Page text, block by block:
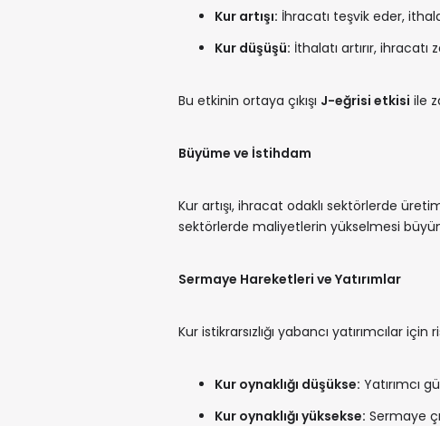
Kur artışı: İhracatı teşvik eder,
Kur düşüşü: İthalatı artırır, ihracatı
Bu etkinin ortaya çıkışı J-eğrisi etkisi ile
Büyüme ve İstihdam
Kur artışı, ihracat odaklı sektörlerde
sektörlerde maliyetlerin yükselmesi
Sermaye Hareketleri ve Yatırımlar
Kur istikrarsızlığı yabancı yatırımcılar için
Kur oynaklığı düşükse: Yatırımcı
Kur oynaklığı yüksekse: Sermaye